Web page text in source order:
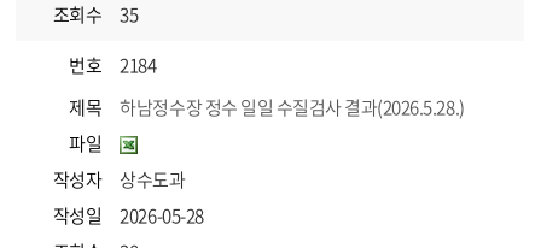
조회수
35
번호
2184
제목
하남정수장 정수 일일 수질검사 결과(2026.5.28.)
파일
작성자
상수도과
작성일
2026-05-28